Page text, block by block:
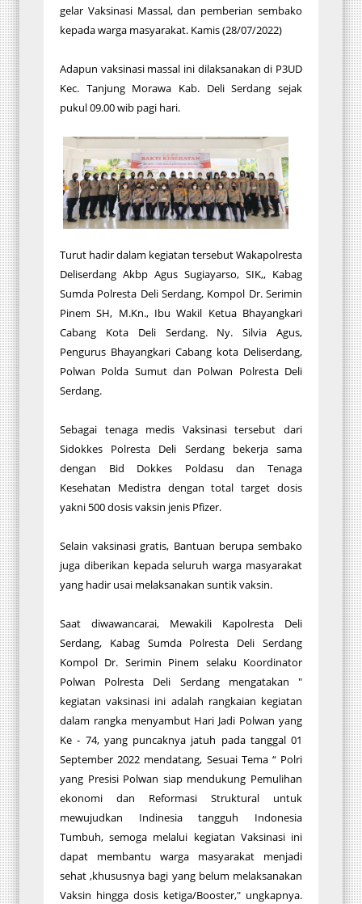
gelar Vaksinasi Massal, dan pemberian sembako
kepada warga masyarakat. Kamis (28/07/2022)
Adapun vaksinasi massal ini dilaksanakan di P3UD
Kec. Tanjung Morawa Kab. Deli Serdang sejak
pukul 09.00 wib pagi hari.
Turut hadir dalam kegiatan tersebut Wakapolresta
Deliserdang Akbp Agus Sugiayarso, SIK,, Kabag
Sumda Polresta Deli Serdang, Kompol Dr. Serimin
Pinem SH, M.Kn., Ibu Wakil Ketua Bhayangkari
Cabang Kota Deli Serdang. Ny. Silvia Agus,
Pengurus Bhayangkari Cabang kota Deliserdang,
Polwan Polda Sumut dan Polwan Polresta Deli
Serdang.
Sebagai tenaga medis Vaksinasi tersebut dari
Sidokkes Polresta Deli Serdang bekerja sama
dengan Bid Dokkes Poldasu dan Tenaga
Kesehatan Medistra dengan total target dosis
yakni 500 dosis vaksin jenis Pfizer.
Selain vaksinasi gratis, Bantuan berupa sembako
juga diberikan kepada seluruh warga masyarakat
yang hadir usai melaksanakan suntik vaksin.
Saat diwawancarai, Mewakili Kapolresta Deli
Serdang, Kabag Sumda Polresta Deli Serdang
Kompol Dr. Serimin Pinem selaku Koordinator
Polwan Polresta Deli Serdang mengatakan "
kegiatan vaksinasi ini adalah rangkaian kegiatan
dalam rangka menyambut Hari Jadi Polwan yang
Ke - 74, yang puncaknya jatuh pada tanggal 01
September 2022 mendatang, Sesuai Tema “ Polri
yang Presisi Polwan siap mendukung Pemulihan
ekonomi dan Reformasi Struktural untuk
mewujudkan Indinesia tangguh Indonesia
Tumbuh, semoga melalui kegiatan Vaksinasi ini
dapat membantu warga masyarakat menjadi
sehat ,khususnya bagi yang belum melaksanakan
Vaksin hingga dosis ketiga/Booster," ungkapnya.